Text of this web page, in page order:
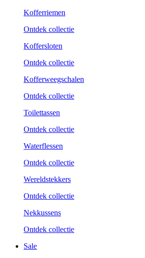
Kofferriemen
Ontdek collectie
Koffersloten
Ontdek collectie
Kofferweegschalen
Ontdek collectie
Toilettassen
Ontdek collectie
Waterflessen
Ontdek collectie
Wereldstekkers
Ontdek collectie
Nekkussens
Ontdek collectie
Sale